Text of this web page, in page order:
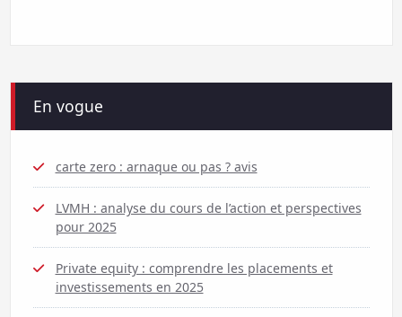
En vogue
carte zero : arnaque ou pas ? avis
LVMH : analyse du cours de l’action et perspectives
pour 2025
Private equity : comprendre les placements et
investissements en 2025